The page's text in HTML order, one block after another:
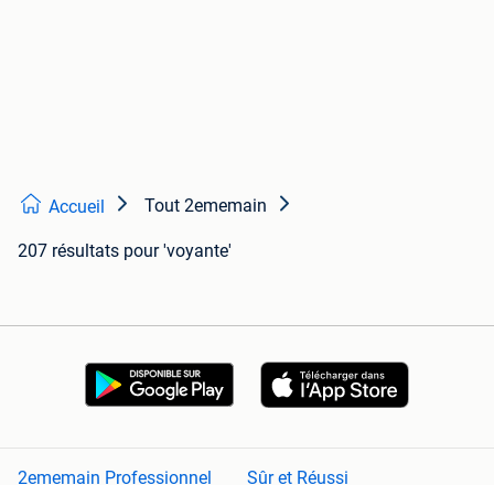
Accueil Tout 2ememain
207 résultats pour 'voyante'
2ememain Professionnel Sûr et Réussi